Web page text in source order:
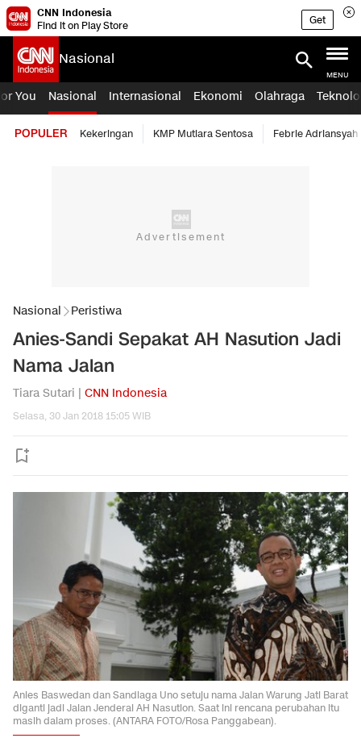
CNN Indonesia
Find it on Play Store
Get
Nasional
MENU
You Nasional Internasional Ekonomi Olahraga
POPULER Kekeringan KMP Mutiara Sentosa Febrie Adriansyah
Nasional Peristiwa
Anies-Sandi Sepakat AH Nasution Jadi
Nama Jalan
Tiara Sutari | CNN Indonesia
Selasa, 30 Jan 2018 15:05 WIB
Anies Baswedan dan Sandiaga Uno setuju nama Jalan Warung Jati Barat
diganti jadi Jalan Jenderal AH Nasution. Saat ini rencana perubahan itu
masih dalam proses. (ANTARA FOTO/Rosa Panggabean).